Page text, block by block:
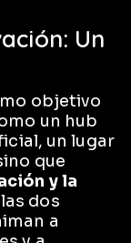
Un
objetivo
un hub
un lugar
que
y la
dos
a